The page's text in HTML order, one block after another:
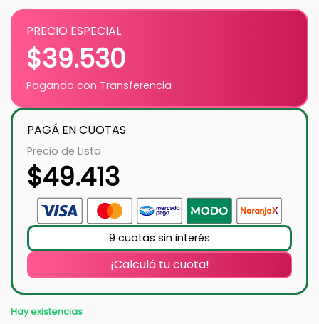
PRECIO ESPECIAL
$39.530
Pagando con Transferencia
PAGÁ EN CUOTAS
Precio de Lista
$49.413
9 cuotas sin interés
¡Calculá tu cuota!
Hay existencias